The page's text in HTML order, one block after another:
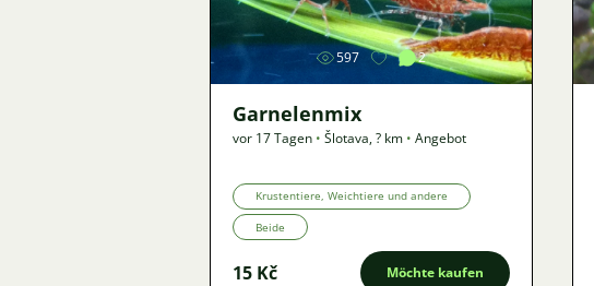
597 2
Garnelenmix
vor 17 Tagen • Šlotava,? km • Angebot
Krustentiere, Weichtiere und andere
Beide
15 Kč Möchte kaufen